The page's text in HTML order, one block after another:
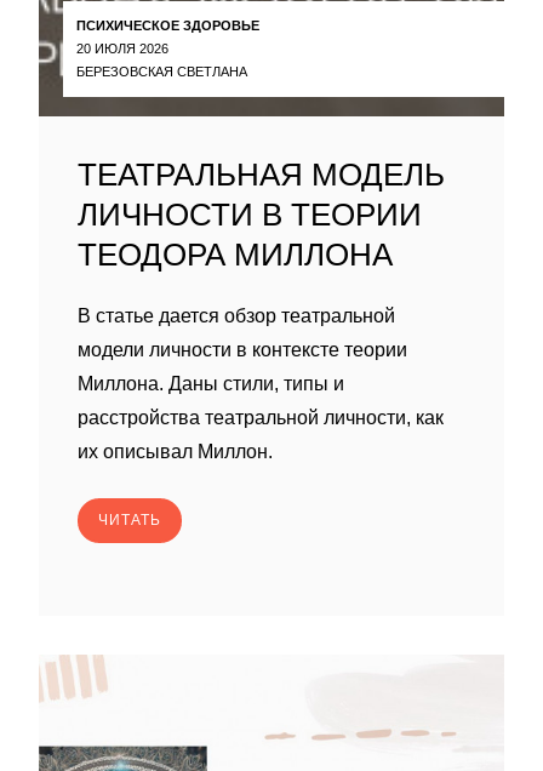
ПСИХИЧЕСКОЕ ЗДОРОВЬЕ
20 ИЮЛЯ 2026
БЕРЕЗОВСКАЯ СВЕТЛАНА
ТЕАТРАЛЬНАЯ МОДЕЛЬ
ЛИЧНОСТИ В ТЕОРИИ
ТЕОДОРА МИЛЛОНА
В статье дается обзор театральной
модели личности в контексте теории
Миллона. Даны стили, типы и
расстройства театральной личности, как
их описывал Миллон.
ЧИТАТЬ